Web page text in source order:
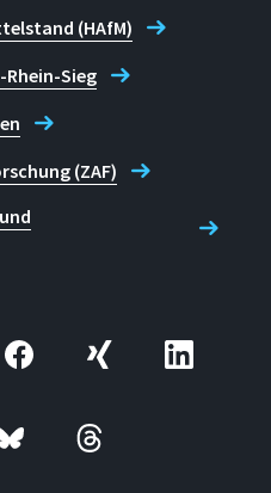
(HAfM)
Sieg
(ZAF)